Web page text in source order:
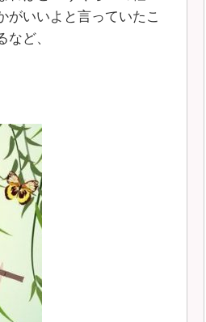
がいいよと言っていたこ
ど、